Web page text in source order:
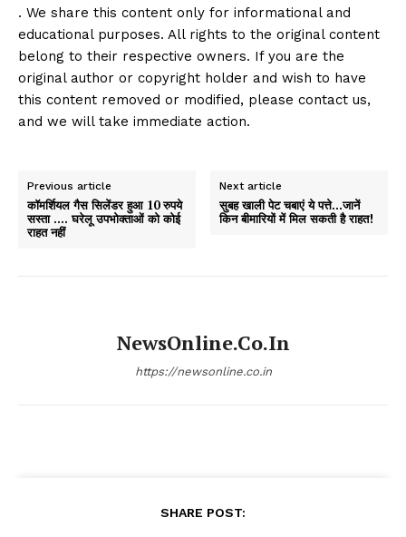
. We share this content only for informational and
educational purposes. All rights to the original content
belong to their respective owners. If you are the
original author or copyright holder and wish to have
this content removed or modified, please contact us,
and we will take immediate action.
Previous article
कॉमर्शियल गैस सिलेंडर हुआ 10 रुपये
सस्ता …. घरेलू उपभोक्ताओं को कोई
राहत नहीं
Next article
सुबह खाली पेट चबाएं ये पत्ते…जानें
किन बीमारियों में मिल सकती है राहत!
NewsOnline.co.in
https://newsonline.co.in
SHARE POST: